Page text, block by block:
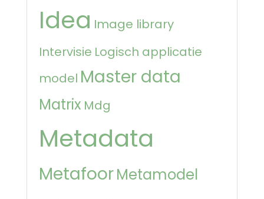
Idea Image library
Intervisie Logisch applicatie
model Master data
Matrix Mdg
Metadata
MetafoorMetamodel